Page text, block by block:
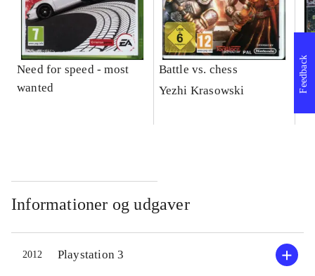
Need for speed - most
wanted
Battle vs. chess
Yezhi Krasowski
Informationer og udgaver
2012 Playstation 3
Feedback